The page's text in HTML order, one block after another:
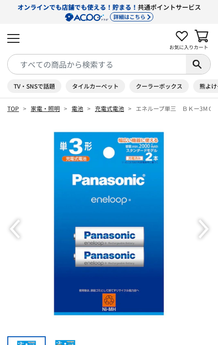
オンラインでも店舗でも使える！貯まる！ 共通ポイントサービス
詳細はこちら
お気に入り カート
TV・SNSで話題 タイルカーペット クーラーボックス 熊よ
TOP 家電・照明 電池 充電式電池 エネループ単三 ＢＫー3МＣ